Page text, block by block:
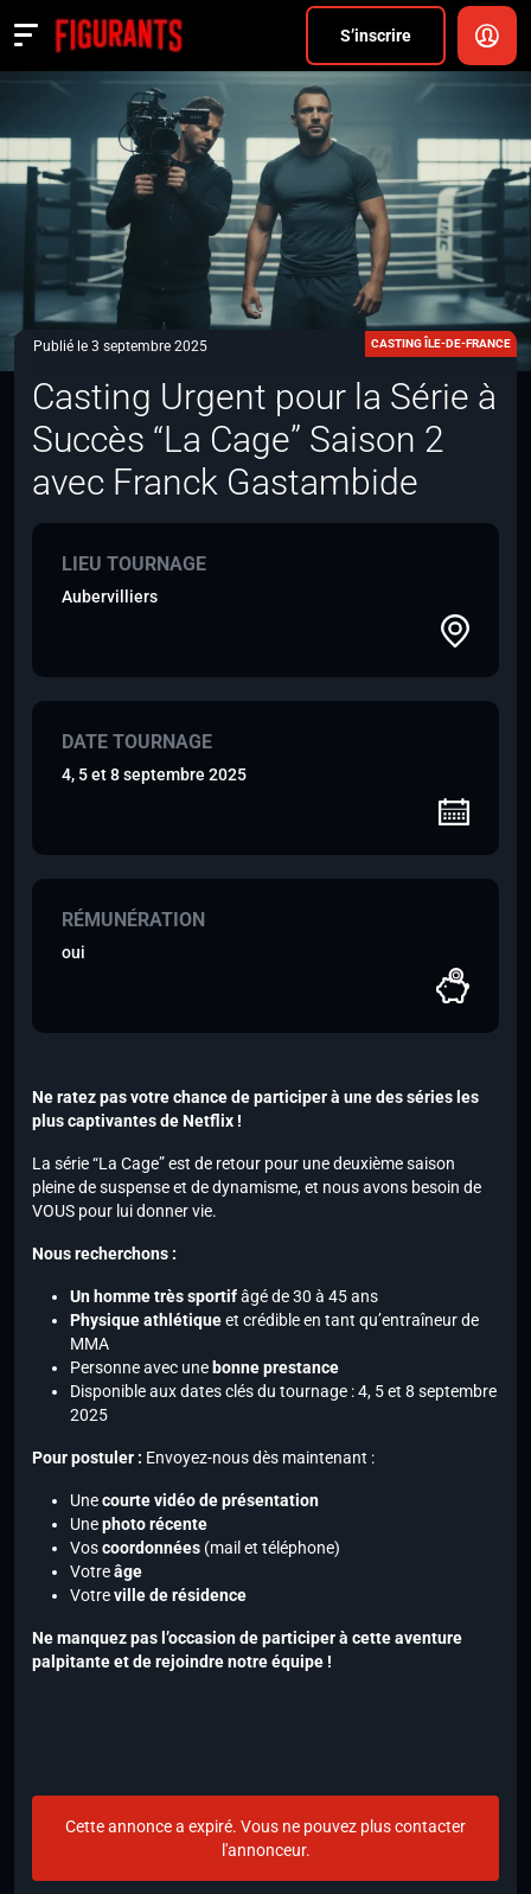
S’inscrire
Actualités
ANNONCER
FAQ
S’inscrire
CONNEXION
Publié le 3 septembre 2025 CASTING ÎLE-DE-FRANCE
Casting Urgent pour la Série à
Succès “La Cage” Saison 2
avec Franck Gastambide
LIEU TOURNAGE
Aubervilliers
DATE TOURNAGE
4, 5 et 8 septembre 2025
RÉMUNÉRATION
oui
Ne ratez pas votre chance de participer à une des séries les
plus captivantes de Netflix !
La série “La Cage” est de retour pour une deuxième saison
pleine de suspense et de dynamisme, et nous avons besoin de
VOUS pour lui donner vie.
Nous recherchons :
Un homme très sportifâgé de 30 à 45 ans
Physique athlétiqueet crédible en tant qu’entraîneur de
MMA
Personne avec une bonne prestance
Disponible aux dates clés du tournage : 4, 5 et 8 septembre
2025
Pour postuler : Envoyez-nous dès maintenant :
Unecourte vidéo de présentation
Unephoto récente
Voscoordonnées (mail et téléphone)
Votreâge
Votreville de résidence
Ne manquez pas l’occasion de participer à cette aventure
palpitante et de rejoindre notre équipe !
Cette annonce a expiré. Vous ne pouvez plus contacter
l'annonceur.